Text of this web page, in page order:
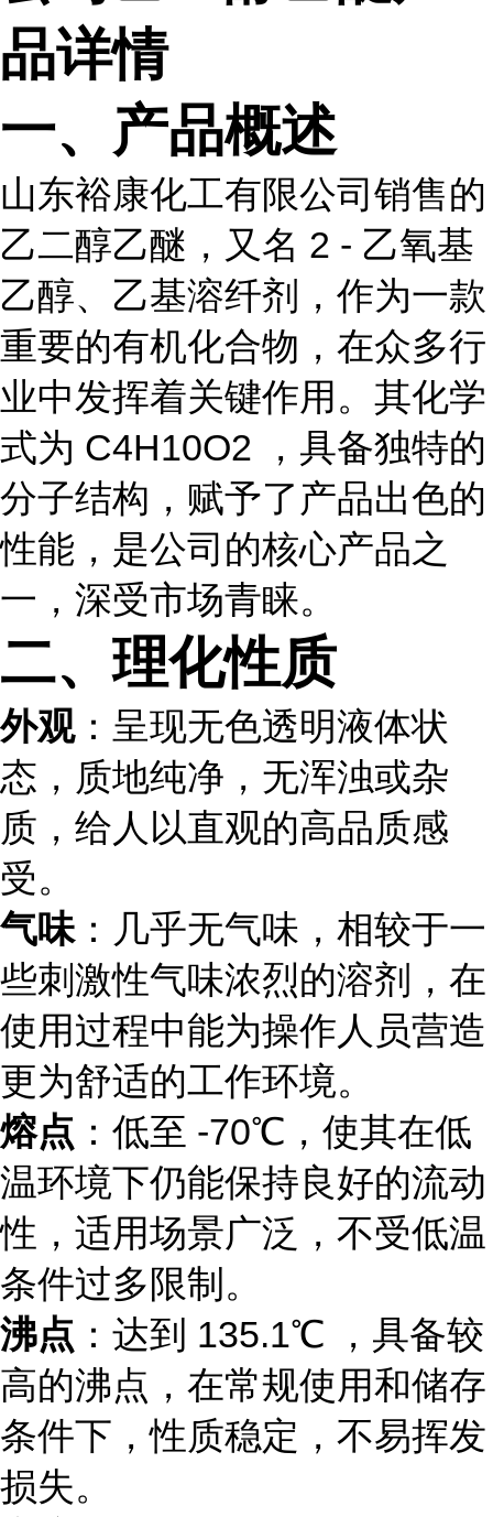
品详情
一、产品概述
山东裕康化工有限公司销售的
乙二醇乙醚，又名 2 - 乙氧基
乙醇、乙基溶纤剂，作为一款
重要的有机化合物，在众多行
业中发挥着关键作用。其化学
式为 C4H10O2 ，具备独特的
分子结构，赋予了产品出色的
性能，是公司的核心产品之
一，深受市场青睐。
二、理化性质
外观：呈现无色透明液体状
态，质地纯净，无浑浊或杂
质，给人以直观的高品质感
受。
气味：几乎无气味，相较于一
些刺激性气味浓烈的溶剂，在
使用过程中能为操作人员营造
更为舒适的工作环境。
熔点 ：低至 -70℃，使其在低
温环境下仍能保持良好的流动
性，适用场景广泛，不受低温
条件过多限制。
沸点 ：达到 135.1℃ ，具备较
高的沸点，在常规使用和储存
条件下，性质稳定，不易挥发
损失。